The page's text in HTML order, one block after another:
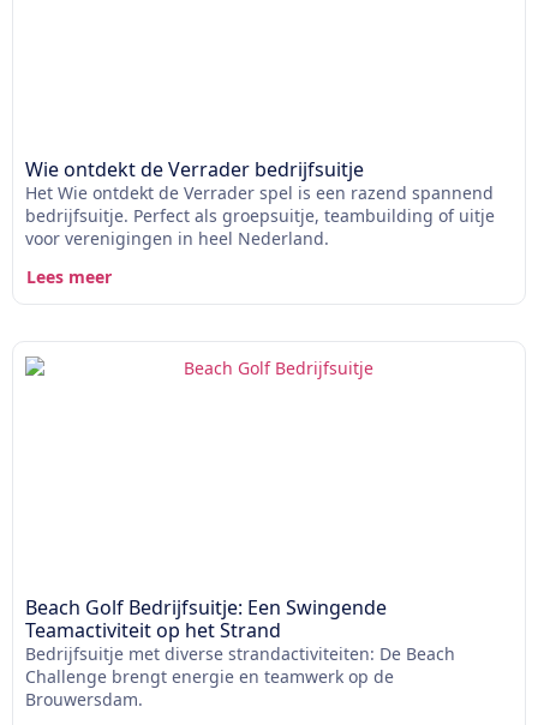
Wie ontdekt de Verrader bedrijfsuitje
Het Wie ontdekt de Verrader spel is een razend spannend
bedrijfsuitje. Perfect als groepsuitje, teambuilding of uitje
voor verenigingen in heel Nederland.
Lees meer
Beach Golf Bedrijfsuitje: Een Swingende
Teamactiviteit op het Strand
Bedrijfsuitje met diverse strandactiviteiten: De Beach
Challenge brengt energie en teamwerk op de
Brouwersdam.